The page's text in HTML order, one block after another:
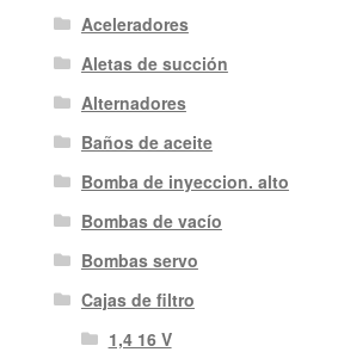
Aceleradores
Aletas de succión
Alternadores
Baños de aceite
Bomba de inyeccion. alto
Bombas de vacío
Bombas servo
Cajas de filtro
1,4 16 V